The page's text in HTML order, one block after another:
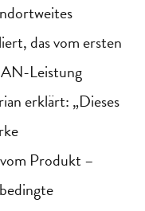
das vom ersten
Leistung
erklärt: „Dieses
Produkt –